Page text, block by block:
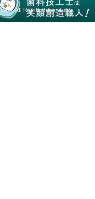
24All Rights Reserved.